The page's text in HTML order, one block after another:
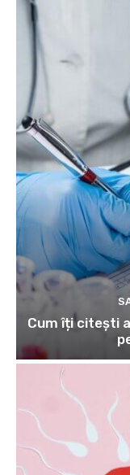
Cum îți citești